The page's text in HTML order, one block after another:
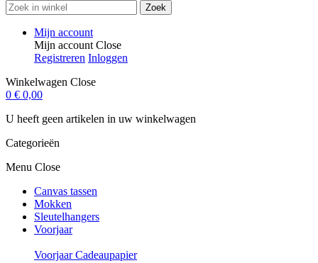
Zoek
Mijn account
Mijn account Close
Registreren Inloggen
Winkelwagen Close
0 € 0,00
U heeft geen artikelen in uw winkelwagen
Categorieën
Menu Close
Canvas tassen
Mokken
Sleutelhangers
Voorjaar
Voorjaar Cadeaupapier